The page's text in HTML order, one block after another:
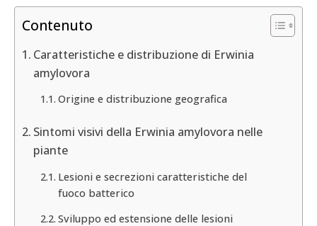
Contenuto
Caratteristiche e distribuzione di Erwinia
amylovora
Origine e distribuzione geografica
Sintomi visivi della Erwinia amylovora nelle
piante
Lesioni e secrezioni caratteristiche del
fuoco batterico
Sviluppo ed estensione delle lesioni